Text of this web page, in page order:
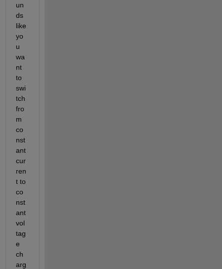
un
ds
like
yo
u
wa
nt
to
swi
tch
fro
m
co
nst
ant
cur
ren
t to
co
nst
ant
vol
tag
e
ch
arg